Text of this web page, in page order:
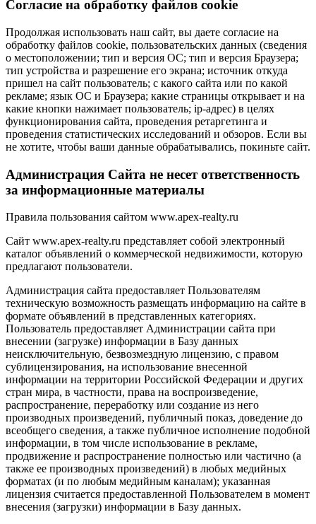
Cогласие на обработку файлов cookie
Продолжая использовать наш сайт, вы даете согласие на
обработку файлов cookie, пользовательских данных (сведения
о местоположении; тип и версия ОС; тип и версия Браузера;
тип устройства и разрешение его экрана; источник откуда
пришел на сайт пользователь; с какого сайта или по какой
рекламе; язык ОС и Браузера; какие страницы открывает и на
какие кнопки нажимает пользователь; ip-адрес) в целях
функционирования сайта, проведения ретаргетинга и
проведения статистических исследований и обзоров. Если вы
не хотите, чтобы ваши данные обрабатывались, покиньте сайт.
Администрация Сайта не несет ответственность
за информационные материалы
Правила пользования сайтом www.apex-realty.ru
Сайт www.apex-realty.ru представляет собой электронный
каталог объявлений о коммерческой недвижимости, которую
предлагают пользователи.
Администрация сайта предоставляет Пользователям
техническую возможность размещать информацию на сайте в
формате объявлений в представленных категориях.
Пользователь предоставляет Администрации сайта при
внесении (загрузке) информации в Базу данных
неисключительную, безвозмездную лицензию, с правом
сублицензирования, на использование внесенной
информации на территории Российской Федерации и других
стран мира, в частности, права на воспроизведение,
распространение, переработку или создание из него
производных произведений, публичный показ, доведение до
всеобщего сведения, а также публичное исполнение подобной
информации, в том числе использование в рекламе,
продвижение и распространение полностью или частично (а
также ее производных произведений) в любых медийных
форматах (и по любым медийным каналам); указанная
лицензия считается предоставленной Пользователем в момент
внесения (загрузки) информации в Базу данных.